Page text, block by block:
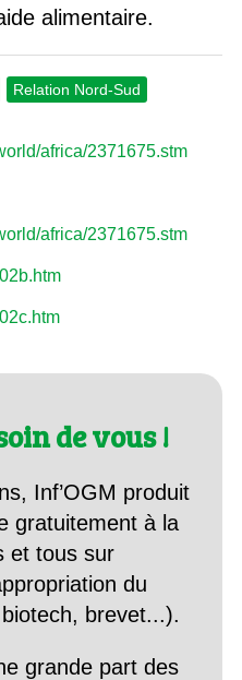
alimentaire.
Relation Nord-Sud
africa/2371675.stm
africa/2371675.stm
de vous !
Inf’OGM produit
gratuitement à la
et tous sur
du
brevet...).
grande part des